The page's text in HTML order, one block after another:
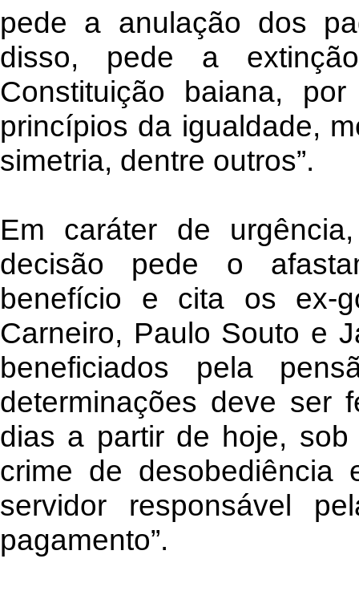
pede a anulação dos
disso, pede a
Constituição baiana,
princípios da igualdade,
simetria, dentre outros”.
Em caráter de
decisão pede o
benefício e cita os ex-
Carneiro, Paulo Souto e
beneficiados pela
determinações deve ser
dias a partir de hoje, sob
crime de desobediência
servidor responsável
pagamento”.